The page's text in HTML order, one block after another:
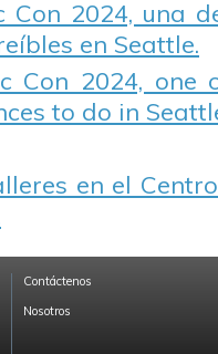
Con 2024, una
en Seattle.
Con 2024,
to do in
en el
Contáctenos
Nosotros